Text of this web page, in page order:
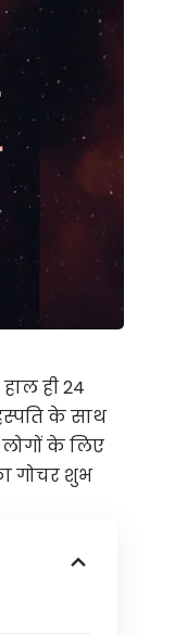
ही 24
के साथ
लोगों के लिए
गोचर शुभ